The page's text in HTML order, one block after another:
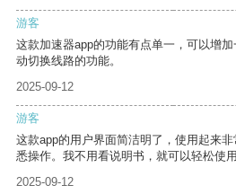
游客
这款加速器app的功能有点单一，可以增
动切换线路的功能。
2025-09-12
游客
这款app的用户界面简洁明了，使用起来
悉操作。我不用看说明书，就可以轻松使用
2025-09-12